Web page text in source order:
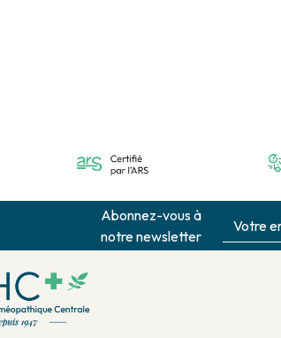
Abonnez-vous à
notre newsletter